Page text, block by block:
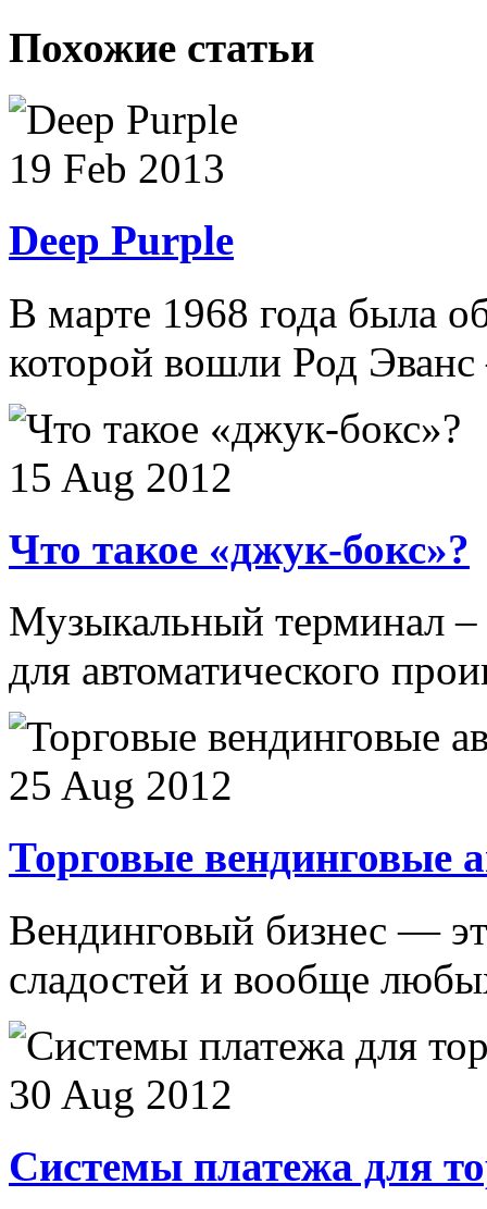
Похожие статьи
19 Feb 2013
Deep Purple
В марте 1968 года была
которой вошли Род
15 Aug 2012
Что такое «джук-бокс»?
Музыкальный терминал –
для автоматического
25 Aug 2012
Торговые вендинговые
Вендинговый бизнес —
сладостей и вообще
30 Aug 2012
Системы платежа для